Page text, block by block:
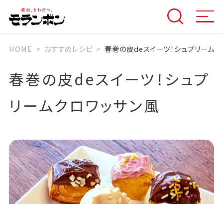
HOME おすすめレシピ 春巻の皮deスイーツ！シュプリーム
春巻の皮deスイーツ！シュプ
リームクロワッサン風